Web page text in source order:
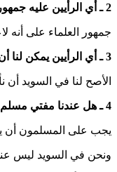
2 ـ أي الرأيين عليه جمهور العلماء قديما وحديثا؟
جمهور العلماء على أنه
3 ـ أي الرأيين يمكن لنا أن نأخذ به في السويد وأوربا؟
الأصح لنا في السويد
4 ـ هل عندنا مفتي مسلم يحسم الخلاف؟
يجب على المسلمون أن
ونحن في السويد ليس